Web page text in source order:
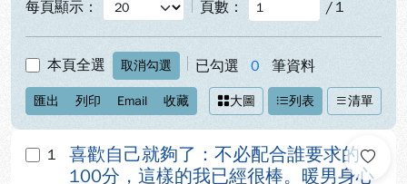
每頁顯示：
頁數： / 1
本頁全選 取消勾選 已勾選 0 筆資料
匯出 列印 Email 收藏 大圖 列表 清單
1
喜歡自己就夠了：不必配合誰要求的
100分，這樣的我已經很棒。暖男身心